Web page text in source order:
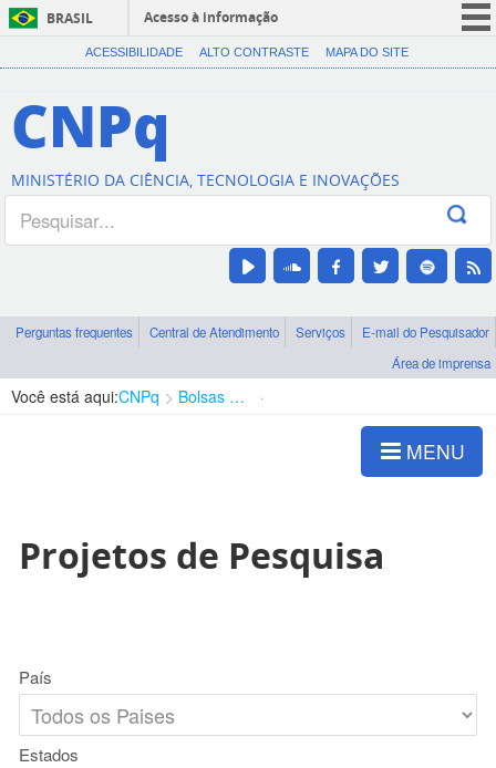
BRASIL
Acesso à informação
CORONAVÍRUS (COVID-19)
Canais
ACESSIBILIDADE ALTO CONTRASTE MAPA DO SITE
CNPq
MINISTÉRIO DA CIÊNCIA, TECNOLOGIA E INOVAÇÕES
Perguntas frequentes Central de Atendimento Serviços
E-mail do Pesquisador
Área de imprensa
Você está aqui:CNPq Bolsas e Auxílios Vigentes
MENU
Projetos de Pesquisa
País
Estados